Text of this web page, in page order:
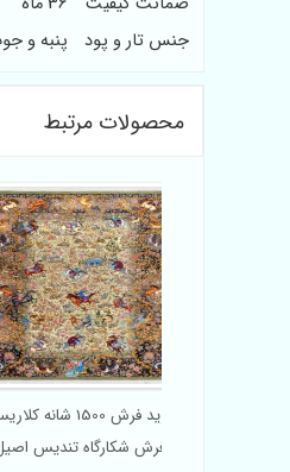
جنس تار و پود
پنبه و
محصولات مرتبط
خرید فرش 1500 شانه
فرش شکارگاه تندیس